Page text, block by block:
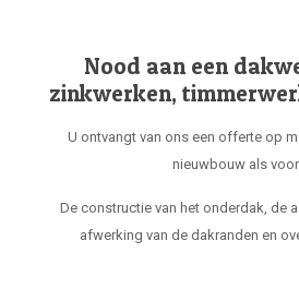
Nood aan een
zinkwerken,
U ontvangt van ons een offerte op
nieuwbouw als
De constructie van het onderdak, de
afwerking van de dakranden en